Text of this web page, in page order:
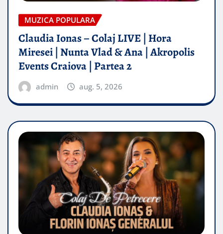
MUZICA POPULARA
Claudia Ionas – Colaj LIVE | Hora
Miresei | Nunta Vlad & Ana | Akropolis
Events Craiova | Partea 2
admin aug. 5, 2026